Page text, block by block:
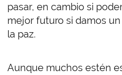
pasar, en cambio si
mejor futuro si damos
la paz.
Aunque muchos estén